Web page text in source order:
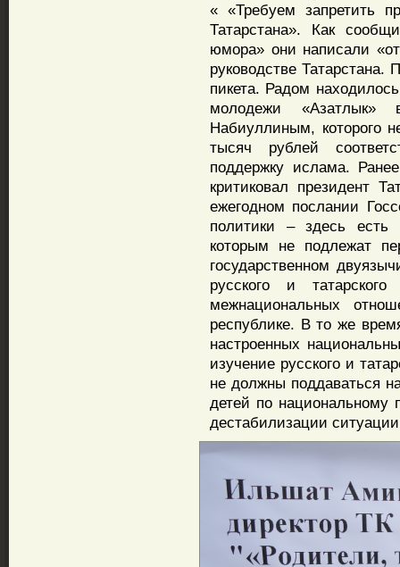
« «Требуем запретить
Татарстана». Как
юмора» они написали
руководстве
пикета. Радом
молодежи
Набиуллиным, которого
тысяч рублей
поддержку ислама.
критиковал президент
ежегодном послании
политики – здесь есть
которым не подлежат
государственном
русского и
межнациональных
республике. В то же
настроенных
изучение русского и
не должны поддаваться
детей по национальному
дестабилизации